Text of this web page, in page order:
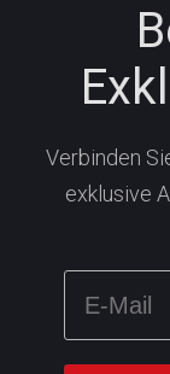
Verbinden
exklusive